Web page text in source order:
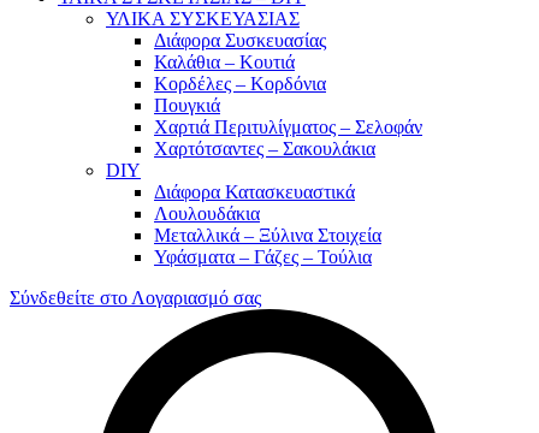
ΥΛΙΚΑ ΣΥΣΚΕΥΑΣΙΑΣ
Διάφορα Συσκευασίας
Καλάθια – Κουτιά
Κορδέλες – Κορδόνια
Πουγκιά
Χαρτιά Περιτυλίγματος – Σελοφάν
Χαρτότσαντες – Σακουλάκια
DIY
Διάφορα Κατασκευαστικά
Λουλουδάκια
Μεταλλικά – Ξύλινα Στοιχεία
Υφάσματα – Γάζες – Τούλια
Σύνδεθείτε στο Λογαριασμό σας